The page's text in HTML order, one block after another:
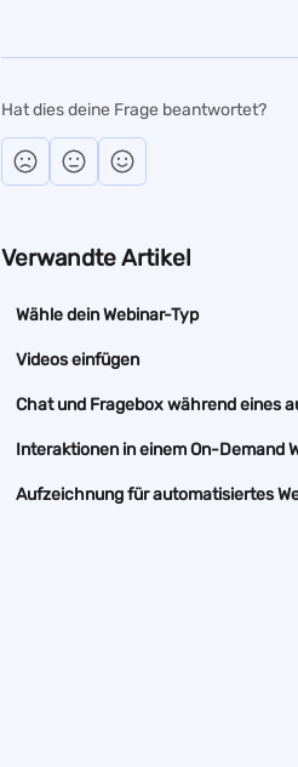
Hat dies deine Frage beantwortet?
Verwandte Artikel
Wähle dein Webinar-Typ
Videos einfügen
Chat und Fragebox während eines
Interaktionen in einem On-Demand
Aufzeichnung für automatisiertes